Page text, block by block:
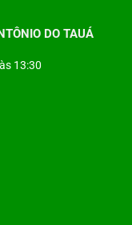
DO TAUÁ
13:30